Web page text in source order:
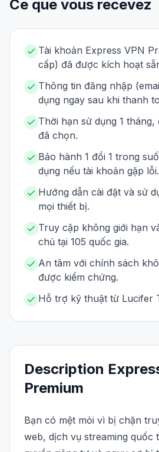
Ce que vous recevez
Tài khoản Express VPN
cấp) đã được kích hoạt
Thông tin đăng nhập
dụng ngay sau khi thanh
Thời hạn sử dụng 1
đã chọn.
Bảo hành 1 đổi 1 trong
dụng nếu tài khoản gặp lỗi.
Hướng dẫn cài đặt và sử
mọi thiết bị.
Truy cập không giới hạn
chủ tại 105 quốc gia.
An tâm với chính sách
được kiểm chứng.
Hỗ trợ kỹ thuật từ Lucifer
Description
Premium
Bạn có mệt mỏi vì bị chặn
web, dịch vụ streaming quốc